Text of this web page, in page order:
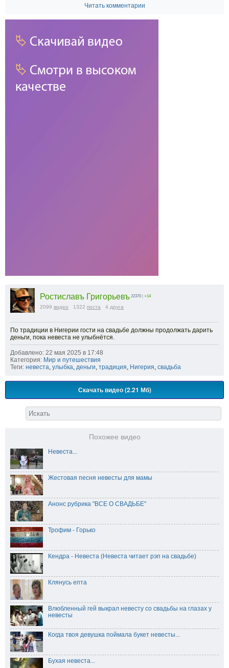
Читать комментарии
Ростиславъ Григорьевъ 22370 | +14
2099 видео 1322 поста 4 друга
По традиции в Нигерии гости на свадьбе должны продолжать дарить
деньги, пока невеста не улыбнётся.
Добавлено: 22 мая 2025 в 17:48
Категория: Мир и путешествия
Теги: невеста улыбка деньги традиция Нигерия свадьба
Скачать видео (2.21 Мб)
Похожее видео
Невеста...
Жестовая песня невесты для мамы
Анонс рубрика "ВСЕ О СВАДЬБЕ"
Трофим - Горько
Кендра - Невеста (Невеста читает рэп на свадьбе)
Клянусь епта
Влюбленный гей выкрал невесту со свадьбы на глазах у
невесты
Когда твоя девушка поймала букет невесты...
Бухая невеста...